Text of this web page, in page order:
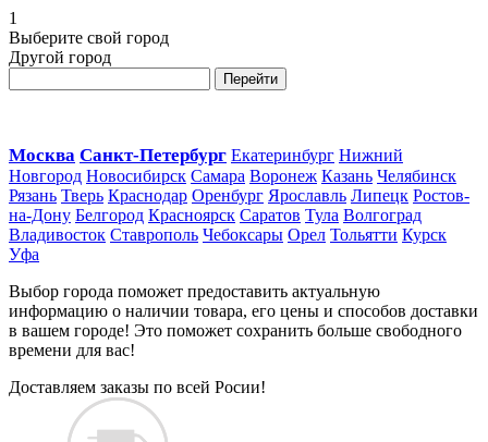
1
Выберите свой город
Другой город
Перейти
Москва Санкт-Петербург Екатеринбург Нижний
Новгород Новосибирск Самара Воронеж Казань Челябинск
Рязань Тверь Краснодар Оренбург Ярославль Липецк Ростов-
на-Дону Белгород Красноярск Саратов Тула Волгоград
Владивосток Ставрополь Чебоксары Орел Тольятти Курск
Уфа
Выбор города поможет предоставить актуальную
информацию о наличии товара, его цены и способов доставки
в вашем городе! Это поможет сохранить больше свободного
времени для вас!
Доставляем заказы по всей Росии!